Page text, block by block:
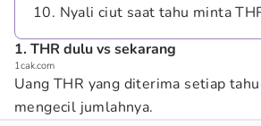
10. Nyali ciut saat tahu minta
1. THR dulu vs sekarang
1cak.com
Uang THR yang diterima setiap
mengecil jumlahnya.